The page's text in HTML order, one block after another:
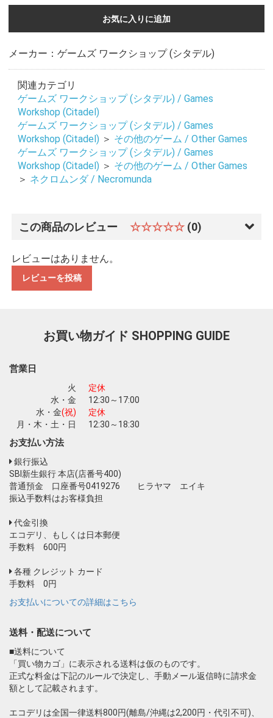
お買い物を続ける カートへ進む
お気に入りに追加
メーカー：ゲームズ ワークショップ (シタデル)
関連カテゴリ
ゲームズ ワークショップ (シタデル) / Games
Workshop (Citadel)
ゲームズ ワークショップ (シタデル) / Games
Workshop (Citadel) ＞ その他のゲーム / Other Games
ゲームズ ワークショップ (シタデル) / Games
Workshop (Citadel) ＞ その他のゲーム / Other Games
＞ ネクロムンダ / Necromunda
この商品のレビュー ☆☆☆☆☆ (0)
レビューはありません。
レビューを投稿
お買い物ガイド SHOPPING GUIDE
営業日
火
定休
水・金
12:30～17:00
水・金(祝)
定休
月・木・土・日
12:30～18:30
お支払い方法
銀行振込
SBI新生銀行 本店(店番号400)
普通預金 口座番号0419276 ヒラヤマ エイキ
振込手数料はお客様負担
代金引換
エコデリ、もしくは日本郵便
手数料 600円
各種 クレジット カード
手数料 0円
お支払いについての詳細はこちら
送料・配送について
■送料について
「買い物カゴ」に表示される送料は仮のものです。
正式な料金は下記のルールで決定し、手動メール返信時に請求金
額として記載されます。
エコデリは全国一律送料800円(離島/沖縄は2,200円・代引不可)、